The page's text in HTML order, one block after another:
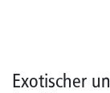
Exotischer